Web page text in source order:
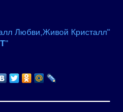
Любви,Живой Кристалл"
"